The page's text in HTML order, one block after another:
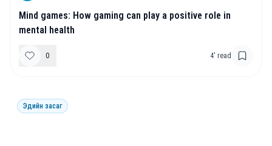
Mind games: How gaming can play a positive role in
mental health
0 4' read
Эдийн засаг